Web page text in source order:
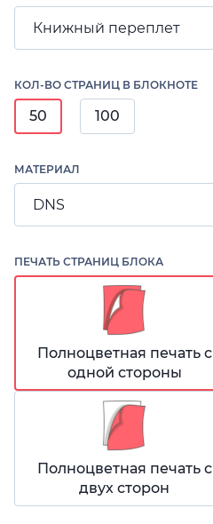
КОЛ-ВО СТРАНИЦ В БЛОКНОТЕ
50 100
МАТЕРИАЛ
ПЕЧАТЬ СТРАНИЦ БЛОКА
Полноцветная печать с
одной стороны
Полноцветная печать с
двух сторон